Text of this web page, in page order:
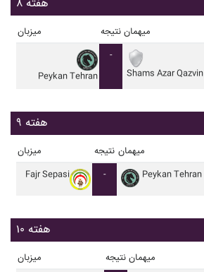
هفته ۸
میزبان نتیجه میهمان
Peykan Tehran
-
Shams Azar Qazvin
هفته ۹
میزبان نتیجه میهمان
Fajr Sepasi - Peykan Tehran
هفته ۱۰
میزبان نتیجه میهمان